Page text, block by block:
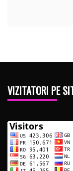
VIZITATORI PE